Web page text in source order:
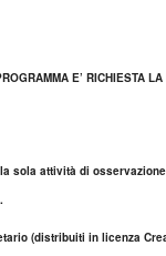
E’ RICHIESTA
sola attività di
(distribuiti in licenza